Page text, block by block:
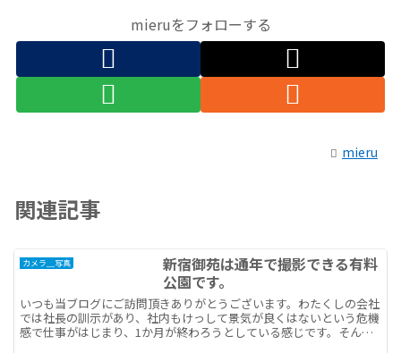
mieruをフォローする
mieru
関連記事
カメラ＿写真
新宿御苑は通年で撮影できる有料
公園です。
いつも当ブログにご訪問頂きありがとうございます。わたくしの会社
では社長の訓示があり、社内もけっして景気が良くはないという危機
感で仕事がはじまり、1か月が終わろうとしている感じです。そんな